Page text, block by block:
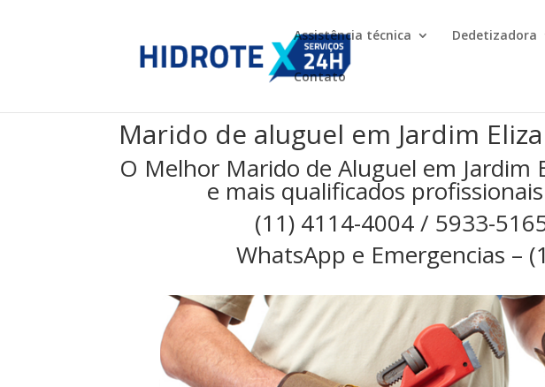
Assistência técnica Dedetizadora
Contato
Marido de aluguel em Jardim
O Melhor Marido de Aluguel em Jardim
e mais qualificados
(11) 4114-4004 / 5933-
WhatsApp e Emergencias –